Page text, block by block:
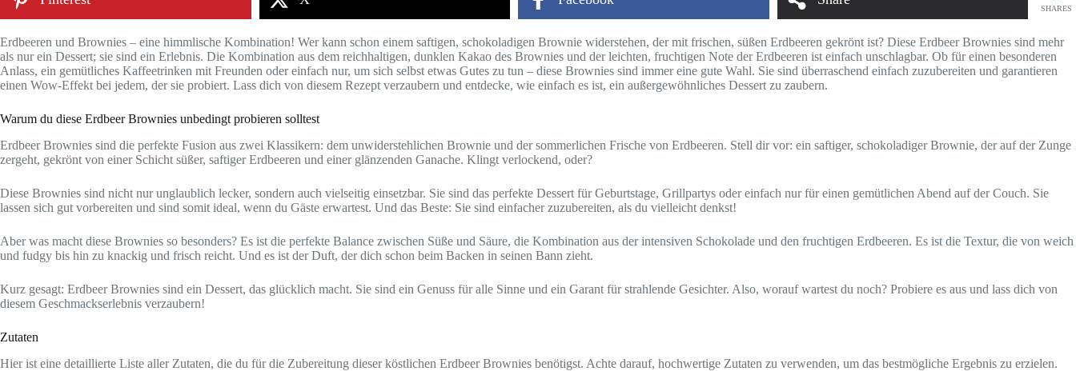
SHARES
Erdbeeren und Brownies – eine himmlische Kombination! Wer kann schon einem saftigen, schokoladigen Brownie widerstehen, der mit frischen, süßen Erdbeeren gekrönt ist? Diese Erdbeer Brownies sind mehr
als nur ein Dessert; sie sind ein Erlebnis. Die Kombination aus dem reichhaltigen, dunklen Kakao des Brownies und der leichten, fruchtigen Note der Erdbeeren ist einfach unschlagbar. Ob für einen besonderen
Anlass, ein gemütliches Kaffeetrinken mit Freunden oder einfach nur, um sich selbst etwas Gutes zu tun – diese Brownies sind immer eine gute Wahl. Sie sind überraschend einfach zuzubereiten und garantieren
einen Wow-Effekt bei jedem, der sie probiert. Lass dich von diesem Rezept verzaubern und entdecke, wie einfach es ist, ein außergewöhnliches Dessert zu zaubern.
Warum du diese Erdbeer Brownies unbedingt probieren solltest
Erdbeer Brownies sind die perfekte Fusion aus zwei Klassikern: dem unwiderstehlichen Brownie und der sommerlichen Frische von Erdbeeren. Stell dir vor: ein saftiger, schokoladiger Brownie, der auf der Zunge
zergeht, gekrönt von einer Schicht süßer, saftiger Erdbeeren und einer glänzenden Ganache. Klingt verlockend, oder?
Diese Brownies sind nicht nur unglaublich lecker, sondern auch vielseitig einsetzbar. Sie sind das perfekte Dessert für Geburtstage, Grillpartys oder einfach nur für einen gemütlichen Abend auf der Couch. Sie
lassen sich gut vorbereiten und sind somit ideal, wenn du Gäste erwartest. Und das Beste: Sie sind einfacher zuzubereiten, als du vielleicht denkst!
Aber was macht diese Brownies so besonders? Es ist die perfekte Balance zwischen Süße und Säure, die Kombination aus der intensiven Schokolade und den fruchtigen Erdbeeren. Es ist die Textur, die von weich
und fudgy bis hin zu knackig und frisch reicht. Und es ist der Duft, der dich schon beim Backen in seinen Bann zieht.
Kurz gesagt: Erdbeer Brownies sind ein Dessert, das glücklich macht. Sie sind ein Genuss für alle Sinne und ein Garant für strahlende Gesichter. Also, worauf wartest du noch? Probiere es aus und lass dich von
diesem Geschmackserlebnis verzaubern!
Zutaten
Hier ist eine detaillierte Liste aller Zutaten, die du für die Zubereitung dieser köstlichen Erdbeer Brownies benötigst. Achte darauf, hochwertige Zutaten zu verwenden, um das bestmögliche Ergebnis zu erzielen.